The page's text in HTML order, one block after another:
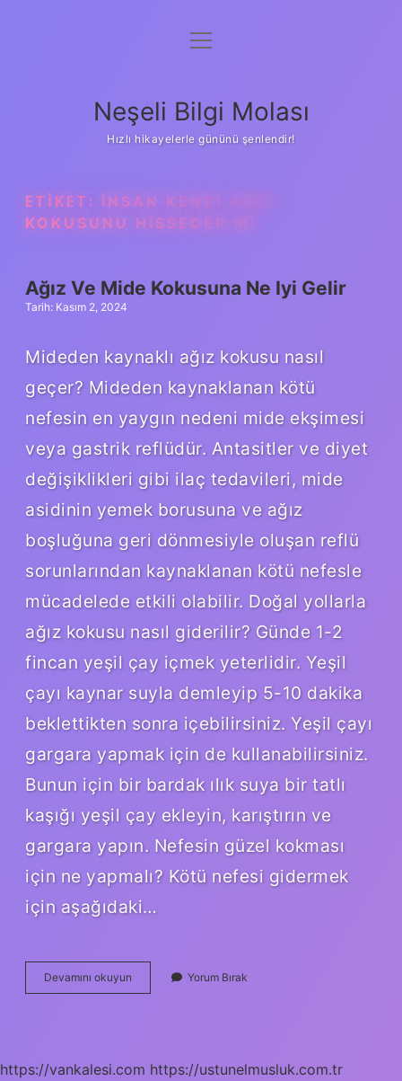
Anasayfa
Yasal Uyarı
menüyü
Neşeli Bilgi Molası
Hızlı hikayelerle gününü şenlendir!
ETIKET: İNSAN KENDI AĞIZ
KOKUSUNU HISSEDER MI
Ağız Ve Mide Kokusuna Ne Iyi Gelir
Tarih: Kasım 2, 2024
Mideden kaynaklı ağız kokusu nasıl
geçer? Mideden kaynaklanan kötü
nefesin en yaygın nedeni mide ekşimesi
veya gastrik reflüdür. Antasitler ve diyet
değişiklikleri gibi ilaç tedavileri, mide
asidinin yemek borusuna ve ağız
boşluğuna geri dönmesiyle oluşan reflü
sorunlarından kaynaklanan kötü nefesle
mücadelede etkili olabilir. Doğal yollarla
ağız kokusu nasıl giderilir? Günde 1-2
fincan yeşil çay içmek yeterlidir. Yeşil
çayı kaynar suyla demleyip 5-10 dakika
beklettikten sonra içebilirsiniz. Yeşil çayı
gargara yapmak için de kullanabilirsiniz.
Bunun için bir bardak ılık suya bir tatlı
kaşığı yeşil çay ekleyin, karıştırın ve
gargara yapın. Nefesin güzel kokması
için ne yapmalı? Kötü nefesi gidermek
için aşağıdaki…
Devamını okuyun
Ve
Gelir
Yorum Bırak
https://vankalesi.com https://ustunelmusluk.com.tr